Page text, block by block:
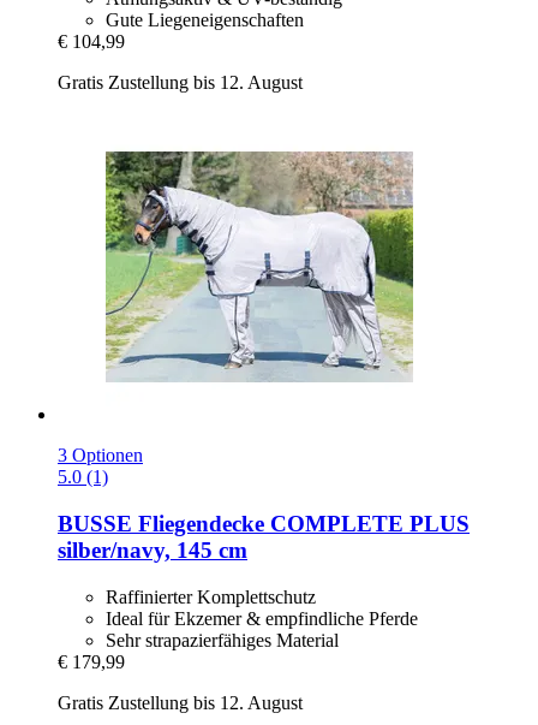
Gute Liegeneigenschaften
€ 104,99
Gratis Zustellung bis 12. August
3 Optionen
5.0 (1)
BUSSE Fliegendecke COMPLETE PLUS
silber/navy, 145 cm
Raffinierter Komplettschutz
Ideal für Ekzemer & empfindliche Pferde
Sehr strapazierfähiges Material
€ 179,99
Gratis Zustellung bis 12. August